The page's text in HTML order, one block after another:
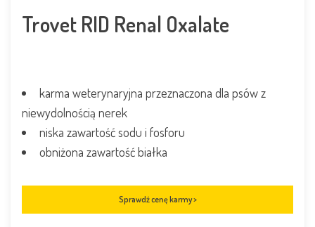
Trovet RID Renal Oxalate
karma weterynaryjna przeznaczona dla psów z
niewydolnością nerek
niska zawartość sodu i fosforu
obniżona zawartość białka
Sprawdź cenę karmy >